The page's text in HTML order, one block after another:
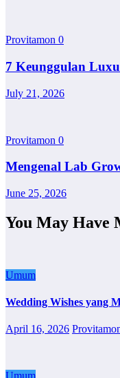
Provitamon 0
7 Keunggulan
July 21, 2026
Provitamon 0
Mengenal Lab
June 25, 2026
You May Have
Umum
Wedding Wishes yang
April 16, 2026